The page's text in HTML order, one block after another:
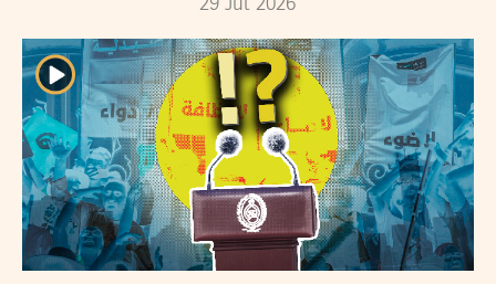
29 Jul 2026